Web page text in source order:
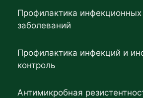
Профилактика инфекционных
заболеваний
Профилактика инфекций и
контроль
Антимикробная